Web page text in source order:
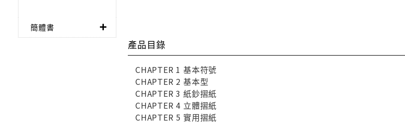
簡體書
產品目錄
CHAPTER 1 基本符號
CHAPTER 2 基本型
CHAPTER 3 紙鈔摺紙
CHAPTER 4 立體摺紙
CHAPTER 5 實用摺紙